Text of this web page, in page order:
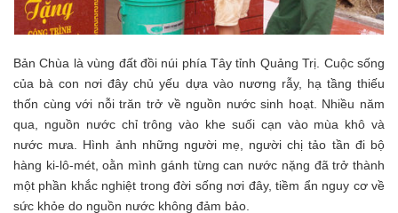
Bản Chùa là vùng đất đồi núi phía Tây tỉnh Quảng Trị. Cuộc sống
của bà con nơi đây chủ yếu dựa vào nương rẫy, hạ tầng thiếu
thốn cùng với nỗi trăn trở về nguồn nước sinh hoạt. Nhiều năm
qua, nguồn nước chỉ trông vào khe suối cạn vào mùa khô và
nước mưa. Hình ảnh những người mẹ, người chị tảo tần đi bộ
hàng ki-lô-mét, oằn mình gánh từng can nước nặng đã trở thành
một phần khắc nghiệt trong đời sống nơi đây, tiềm ẩn nguy cơ về
sức khỏe do nguồn nước không đảm bảo.